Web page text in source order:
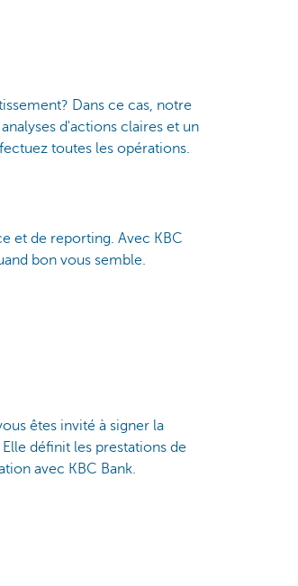
Dans ce cas, notre
d'actions claires et un
toutes les opérations.
et de reporting. Avec KBC
bon vous semble.
êtes invité à signer la
définit les prestations de
avec KBC Bank.